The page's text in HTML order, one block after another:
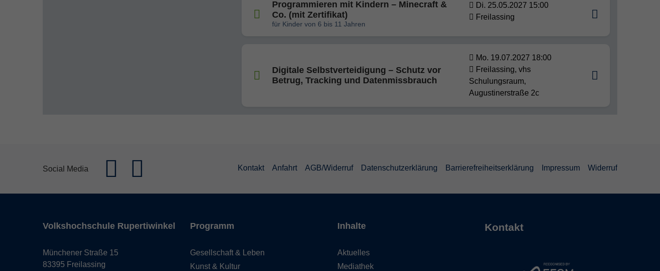
Programmieren mit Kindern – Minecraft &
Co. (mit Zertifikat)
für Kinder von 6 bis 11 Jahren
Di. 25.05.2027 15:00
Freilassing
Digitale Selbstverteidigung – Schutz vor
Betrug, Tracking und Datenmissbrauch
Mo. 19.07.2027 18:00
Freilassing, vhs
Schulungsraum,
Augustinerstraße 2c
Social Media Kontakt Anfahrt AGB/Widerruf Datenschutzerklärung Barrierefreiheitserklärung Impressum Widerruf
Volkshochschule Rupertiwinkel
Münchener Straße 15
83395 Freilassing
Programm
Gesellschaft & Leben
Kunst & Kultur
Inhalte
Aktuelles
Mediathek
Kontakt